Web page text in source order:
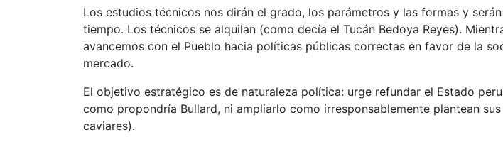
Los estudios técnicos nos dirán el grado, los parámetros y las formas y
tiempo. Los técnicos se alquilan (como decía el Tucán Bedoya Reyes).
avancemos con el Pueblo hacia políticas públicas correctas en favor de la
mercado.
El objetivo estratégico es de naturaleza política: urge refundar el Estado
como propondría Bullard, ni ampliarlo como irresponsablemente plantean
caviares).